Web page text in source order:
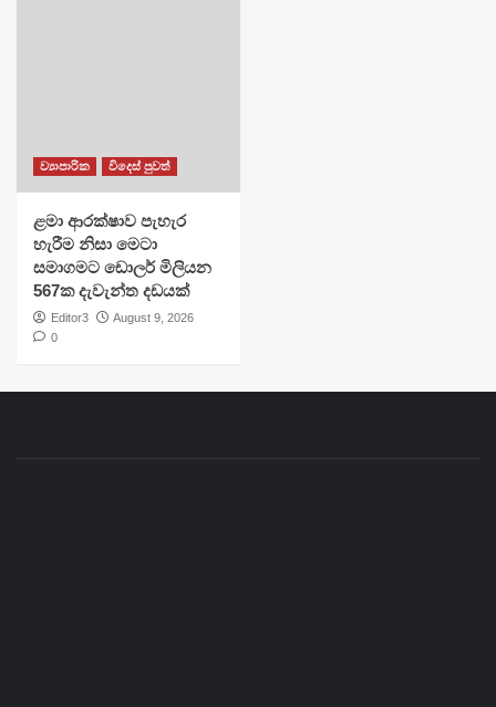
ව්‍යාපාරික විදෙස් පුවත්
ළමා ආරක්ෂාව පැහැර
හැරීම නිසා මෙටා
සමාගමට ඩොලර් මිලියන
567ක දැවැන්ත දඩයක්
Editor3
August 9, 2026
0